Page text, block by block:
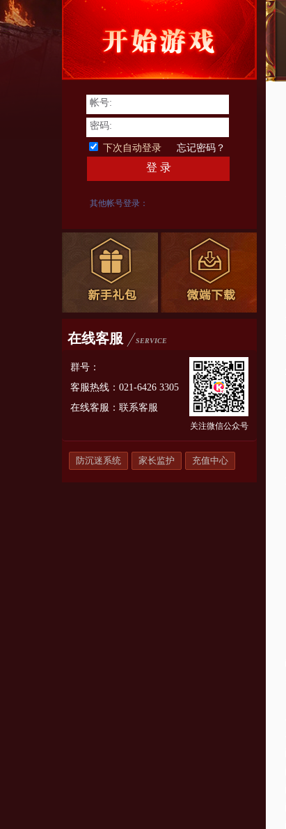
帐号:
密码:
下次自动登录 忘记密码？
登 录
其他帐号登录：
在线客服 SERVICE
群号：
客服热线：021-6426 3305
在线客服： 联系客服
关注微信公众号
防沉迷系统 家长监护 充值中心